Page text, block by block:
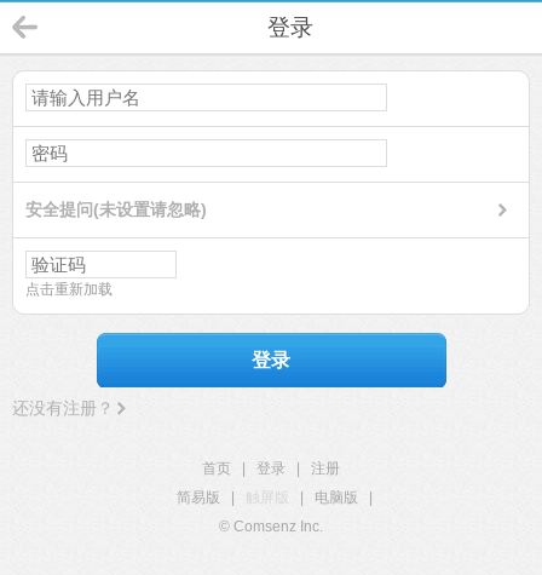
登录
安全提问(未设置请忽略)
点击重新加载
登录
还没有注册？
首页 登录
注册
简易版
触屏版 电脑版
© Comsenz Inc.